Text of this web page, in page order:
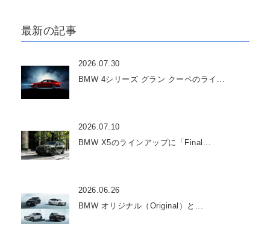
最新の記事
2026.07.30
BMW 4シリーズ グラン クーペのライ...
2026.07.10
BMW X5のラインアップに「Final...
2026.06.26
BMW オリジナル（Original）と...